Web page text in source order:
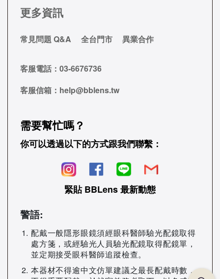
更多資訊
常見問題 Q&A 全台門市 異業合作
客服電話： 03-6676736
客服信箱： help@bblens.tw
需要幫忙嗎？
你可以透過以下的方式跟我們聯繫：
緊貼 BBLens 最新動態
警語:
配戴一般隱形眼鏡須經眼科醫師驗光配鏡取得
處方箋，或經驗光人員驗光配鏡取得配鏡單，
並定期接受眼科醫師追蹤檢查。
本器材不得逾中文仿單建議之最長配戴時數，